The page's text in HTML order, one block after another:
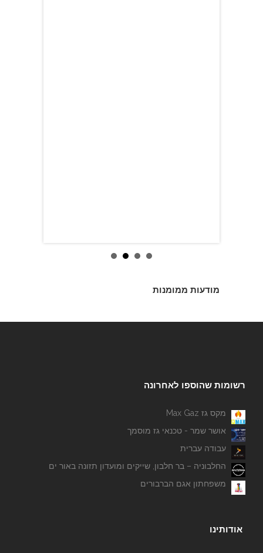
מודעות ממומנות
רשומות שהוספו לאחרונה
מקס גז Max Gaz
אושר שמר - טכנאי גז מוסמך
עבודה עברית
החלבוניה – בר חלבון, שייקים ומועדון תזונה באור ים
משפחתון אגם הברבורים
אודותינו